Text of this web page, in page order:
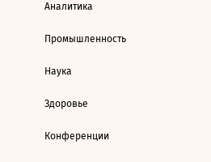
Аналитика
Промышленность
Наука
Здоровье
Конференции